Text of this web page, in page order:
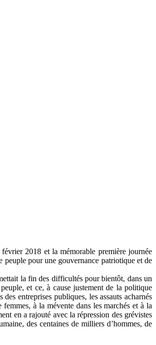
2018 et la mémorable première journée
peuple pour une gouvernance patriotique et de
la fin des difficultés pour bientôt, dans un
et ce, à cause justement de la politique
entreprises publiques, les assauts acharnés
à la mévente dans les marchés et à la
en a rajouté avec la répression des grévistes
des centaines de milliers d’hommes, de